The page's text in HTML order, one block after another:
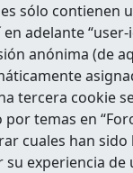
sólo contienen
adelante “user-
anónima (de
tercera cookie
temas en
cuales han sido
experiencia de